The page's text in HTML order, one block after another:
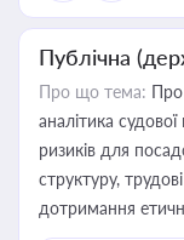
Публічна
Про що тема: Про
аналітика
ризиків для
структуру,
дотримання